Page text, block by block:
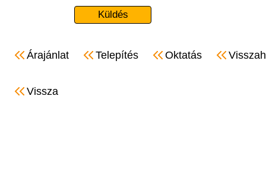
Árajánlat Telepítés Oktatás
Vissza